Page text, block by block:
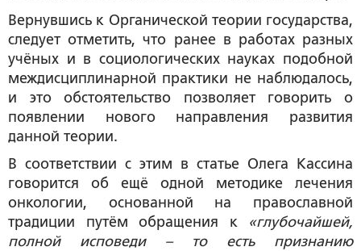
Вернувшись к Органической теории государства,
следует отметить, что ранее в работах разных
учёных и в социологических науках подобной
междисциплинарной практики не наблюдалось,
и это обстоятельство позволяет говорить о
появлении нового направления развития
данной теории.
В соответствии с этим в статье Олега Кассина
говорится об ещё одной методике лечения
онкологии, основанной на православной
традиции путём обращения к «глубочайшей,
полной исповеди – то есть признанию